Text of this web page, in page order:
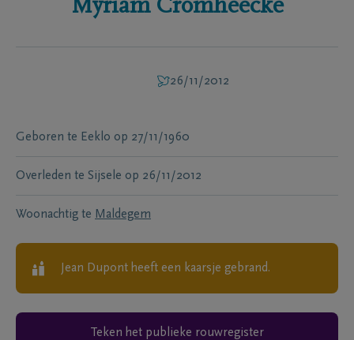
Myriam Cromheecke
26/11/2012
Geboren te Eeklo op 27/11/1960
Overleden te Sijsele op 26/11/2012
Woonachtig te Maldegem
Jean Dupont heeft een kaarsje gebrand.
Teken het publieke rouwregister